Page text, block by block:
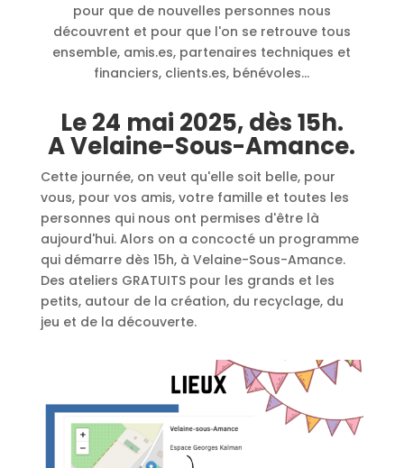
pour que de nouvelles personnes nous
découvrent et pour que l'on se retrouve tous
ensemble, amis.es, partenaires techniques et
financiers, clients.es, bénévoles...
Le 24 mai 2025, dès 15h.
A Velaine-Sous-Amance.
Cette journée, on veut qu'elle soit belle, pour
vous, pour vos amis, votre famille et toutes les
personnes qui nous ont permises d'être là
aujourd'hui. Alors on a concocté un programme
qui démarre dès 15h, à Velaine-Sous-Amance.
Des ateliers GRATUITS pour les grands et les
petits, autour de la création, du recyclage, du
jeu et de la découverte.